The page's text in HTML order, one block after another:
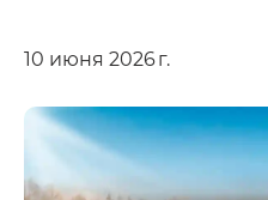
10 июня 2026 г.